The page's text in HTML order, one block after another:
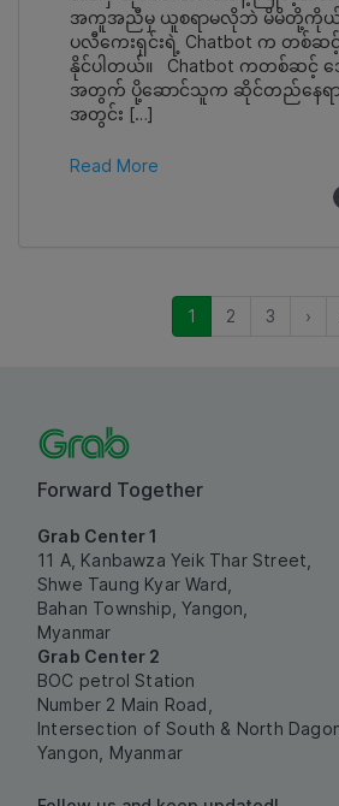
အကူအညီမှ ယူစရာမလိုဘဲ မိမိတို့ကိုယ်
ပလီကေးရှင်းရဲ့ Chatbot က တစ်ဆ
နိုင်ပါတယ်။ Chatbot ကတစ်ဆင့် အ
အတွက် ပို့ဆောင်သူက ဆိုင်တည်နေရာ
အတွင်း […]
Read More
1 (current)
2 3 ›
Forward Together
Grab Center 1
11 A, Kanbawza Yeik Thar Street,
Shwe Taung Kyar Ward,
Bahan Township, Yangon,
Myanmar
Grab Center 2
BOC petrol Station
Number 2 Main Road,
Intersection of South & North
Yangon, Myanmar